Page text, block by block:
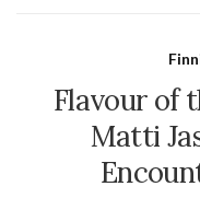
Flavour of
Matti